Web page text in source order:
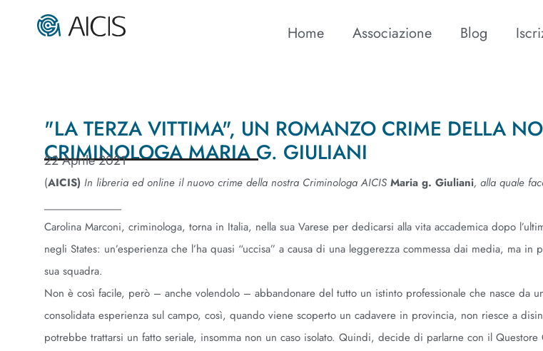
Home Associazione Blog
"LA TERZA VITTIMA", UN ROMANZO CRIME DELLA
CRIMINOLOGA MARIA G. GIULIANI
22 Aprile 2021
(AICIS) In libreria ed online il nuovo crime della nostra Criminologa AICIS Maria g. Giuliani, alla quale
Carolina Marconi, criminologa, torna in Italia, nella sua Varese per dedicarsi alla vita accademica dopo
negli States: un’esperienza che l’ha quasi “uccisa” a causa di una leggerezza commessa dai media, ma in
sua squadra.
Non è così facile, però – anche volendolo – abbandonare del tutto un istinto professionale che nasce da
consolidata esperienza sul campo, così, quando viene scoperto un cadavere in provincia, non riesce a
potrebbe trattarsi un fatto seriale, insomma non un caso isolato. Quindi, decide di parlarne con il